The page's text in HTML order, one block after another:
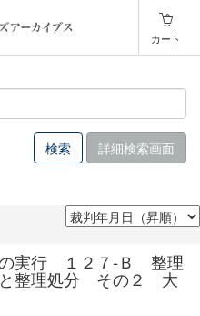
カート
詳細検索画面
実行 １２７‐Ｂ 整理
と整理処分 その２ 大